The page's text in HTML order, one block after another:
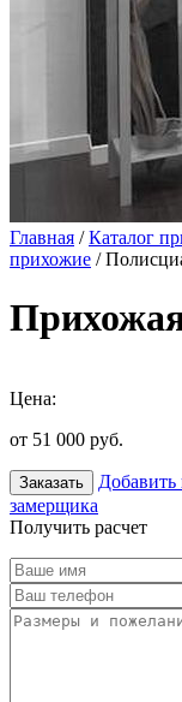
Главная /Каталог
прихожие /
Цена:
от 51 000 руб.
Заказать Добавить
замерщика
Получить расчет